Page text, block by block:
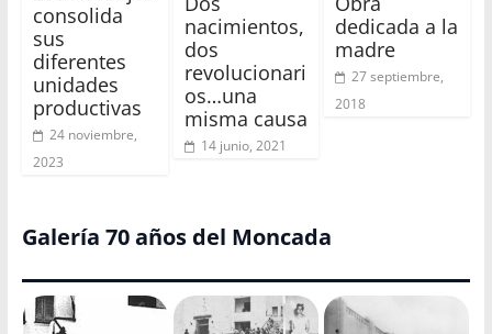
consolida
sus
diferentes
unidades
productivas
24 noviembre,
2023
nacimientos,
dos
revolucionari
os…una
misma causa
14 junio, 2021
dedicada a la
madre
27 septiembre,
2018
Galería 70 años del Moncada